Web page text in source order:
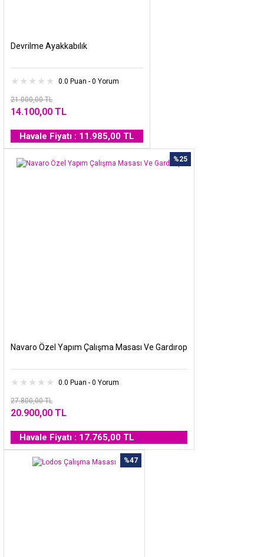
Devrilme Ayakkabılık
0.0 Puan - 0 Yorum
21.000,00 TL
14.100,00 TL
Havale Fiyatı : 11.985,00 TL
%25
Navaro Özel Yapım Çalışma Masası Ve Gardırop
0.0 Puan - 0 Yorum
27.800,00 TL
20.900,00 TL
Havale Fiyatı : 17.765,00 TL
%47